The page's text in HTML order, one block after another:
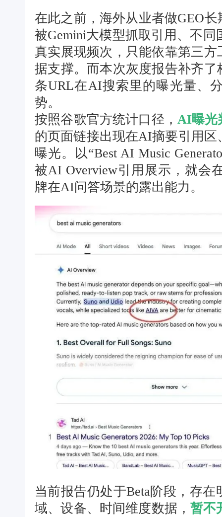
在此之前，海外从业者做GEO
被Gemini大模型抓取引用、不
真实展现频次，只能依靠第三
据支撑。而本次灰度报告补齐
条URL在AI搜索里的曝光量、
势。
按照谷歌官方统计口径， AI曝光
的页面链接出现在AI摘要引用
曝光。以“Best AI Music
被AI Overview引用展示，就会
牌在AI问答场景的露出能力。
当前报告仍处于Beta阶段，存
域、设备、时间维度数据，暂不